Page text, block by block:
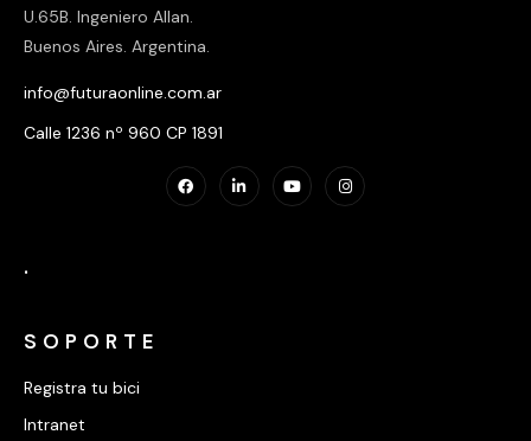
U.65B. Ingeniero Allan.
Buenos Aires. Argentina.
info@futuraonline.com.ar
Calle 1236 nº 960 CP 1891
.
SOPORTE
Registra tu bici
Intranet